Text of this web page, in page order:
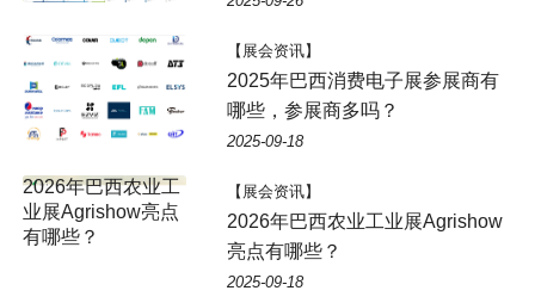
【展会资讯】
2025年巴西消费电子展参展商有
哪些，参展商多吗？
2025-09-18
【展会资讯】
2026年巴西农业工业展Agrishow
亮点有哪些？
2025-09-18